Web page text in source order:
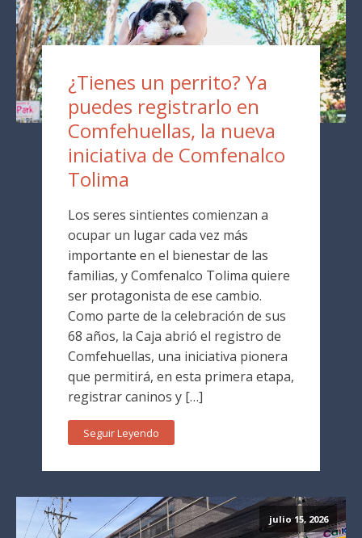
¿Tienes un perrito? Ya
puedes registrarlo en
Comfehuellas, la nueva
iniciativa de Comfenalco
Tolima
Los seres sintientes comienzan a
ocupar un lugar cada vez más
importante en el bienestar de las
familias, y Comfenalco Tolima quiere
ser protagonista de ese cambio.
Como parte de la celebración de sus
68 años, la Caja abrió el registro de
Comfehuellas, una iniciativa pionera
que permitirá, en esta primera etapa,
registrar caninos y […]
Seguir Leyendo
julio 15, 2026